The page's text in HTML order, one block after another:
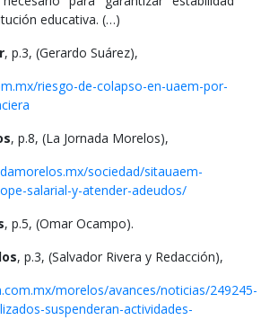
educativa. (…)
, p.3, (Gerardo Suárez),
riesgo-de-colapso-en-uaem-por-
, p.8, (La Jornada Morelos),
sociedad/sitauaem-
salarial-y-atender-adeudos/
, p.5, (Omar Ocampo).
, p.3, (Salvador Rivera y Redacción),
morelos/avances/noticias/249245-
suspenderan-actividades-